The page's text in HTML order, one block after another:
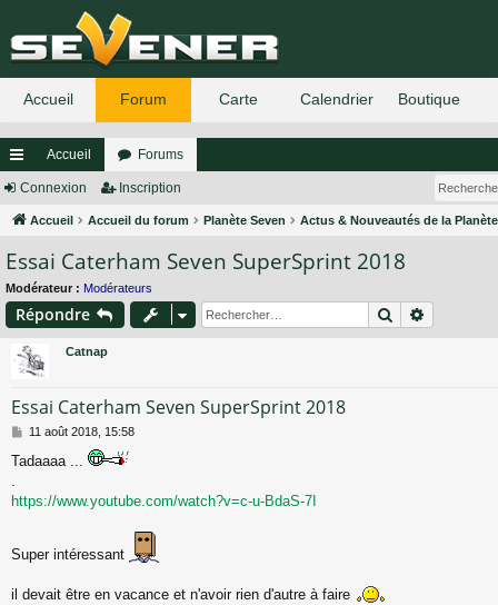
ac
co
ur
ci
Accueil Forums
Connexion Inscription
Accueil Accueil du forum Planète Seven Actus & Nouveautés de la
Essai Caterham Seven SuperSprint 2018
Modérateur : Modérateurs
Répondre Rechercher
Catnap
Essai Caterham Seven SuperSprint 2018
M
s
a
g
11 août 2018, 15:58
Tadaaaa ...
.
https://www.youtube.com/watch?v=c-u-BdaS-7I
Super intéressant
il devait être en vacance et n'avoir rien d'autre à faire